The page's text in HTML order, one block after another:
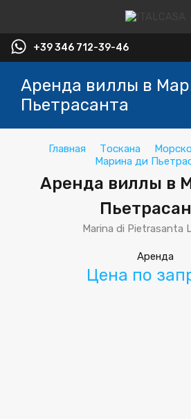
+39 346 712-39-46
Аренда виллы в
Пьетрасанта
Главная Тоскана
Марина ди
Аренда виллы в
Marina di Pietrasanta
Аренда
Цена по